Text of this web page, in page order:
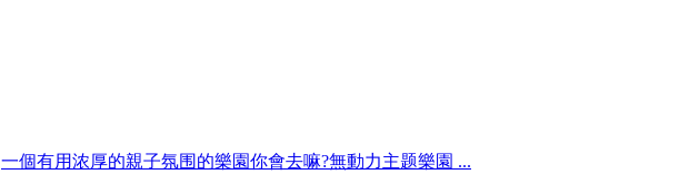
一個有用浓厚的親子氛围的樂園你會去嘛?無動力主题樂園 ...